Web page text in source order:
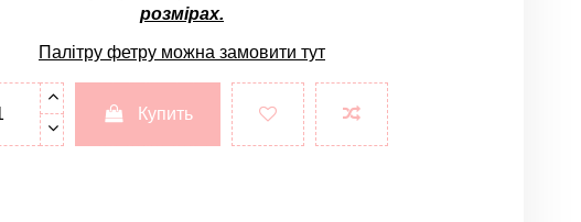
розмірах.
Палітру фетру можна замовити тут
Купить